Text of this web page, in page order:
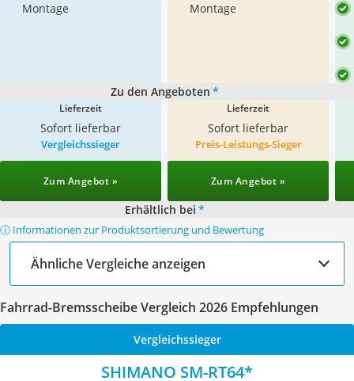
Montage
Montage
Zu den Angeboten *
Lieferzeit
Sofort lieferbar
Lieferzeit
Sofort lieferbar
Vergleichssieger
Zum Angebot »
Preis-Leistungs-Sieger
Zum Angebot »
Erhältlich bei *
ⓘ Informationen zur Produktsortierung und Bewertung
Ähnliche Vergleiche anzeigen
Fahrrad-Bremsscheibe Vergleich 2026 Empfehlungen
Vergleichssieger
SHIMANO SM-RT64